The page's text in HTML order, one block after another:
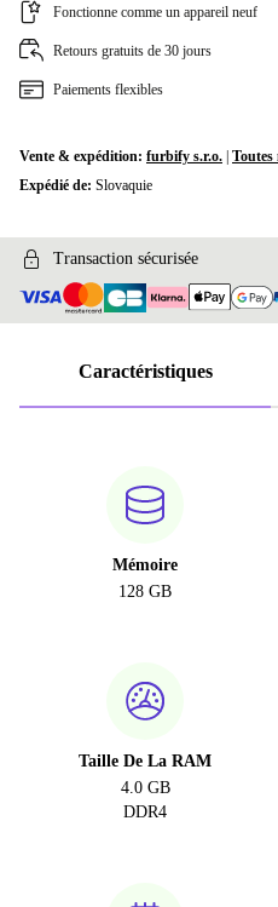
PT (portugais)
SE (suédois)
SK (slovaque)
Fonctionne comme un appareil neuf
Retours gratuits de 30 jours
Paiements flexibles
Vente & expédition: furbify s.r.o. Toutes
Expédié de: Slovaquie
Transaction sécurisée
Caractéristiques
Mémoire
128 GB
Taille De La RAM
4.0 GB
DDR4